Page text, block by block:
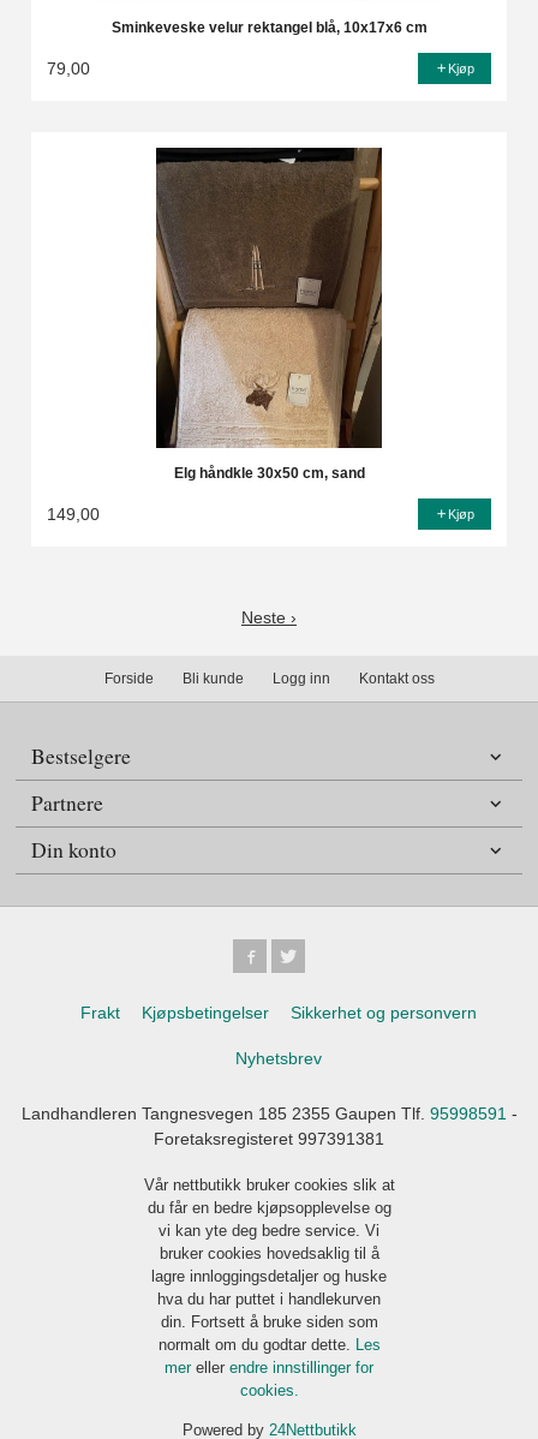
Sminkeveske velur rektangel blå, 10x17x6 cm
79,00 Kjøp
Elg håndkle 30x50 cm, sand
149,00 Kjøp
Neste ›
Forside Bli kunde Logg inn Kontakt oss
Bestselgere
Partnere
Din konto
Frakt Kjøpsbetingelser Sikkerhet og personvern
Nyhetsbrev
Landhandleren Tangnesvegen 185 2355 Gaupen Tlf. 95998591 -
Foretaksregisteret 997391381
Vår nettbutikk bruker cookies slik at
du får en bedre kjøpsopplevelse og
vi kan yte deg bedre service. Vi
bruker cookies hovedsaklig til å
lagre innloggingsdetaljer og huske
hva du har puttet i handlekurven
din. Fortsett å bruke siden som
normalt om du godtar dette. Les
mer eller endre innstillinger for
cookies.
Powered by 24Nettbutikk